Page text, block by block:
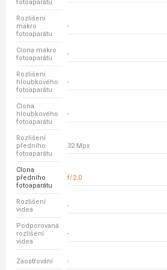
fotoaparátu
Rozlišení
makro
fotoaparátu
-
Clona makro
fotoaparátu
-
Rozlišení
hloubkového
fotoaparátu
-
Clona
hloubkového
fotoaparátu
-
Rozlišení
předního
fotoaparátu
32 Mpx
Clona
předního
fotoaparátu
f/2.0
Rozlišení
videa
-
Podporovaná
rozlišení
videa
-
Zaostřování -